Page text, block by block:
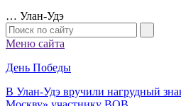
… Улан-Удэ
Меню сайта
День Победы
В Улан-Удэ вручили нагрудный